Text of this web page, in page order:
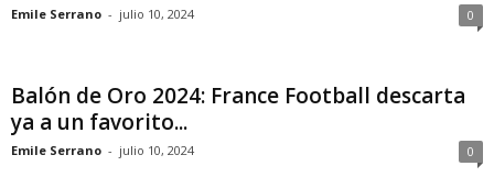
Emile Serrano - julio 10, 2024 0
Balón de Oro 2024: France Football descarta
ya a un favorito...
Emile Serrano - julio 10, 2024 0